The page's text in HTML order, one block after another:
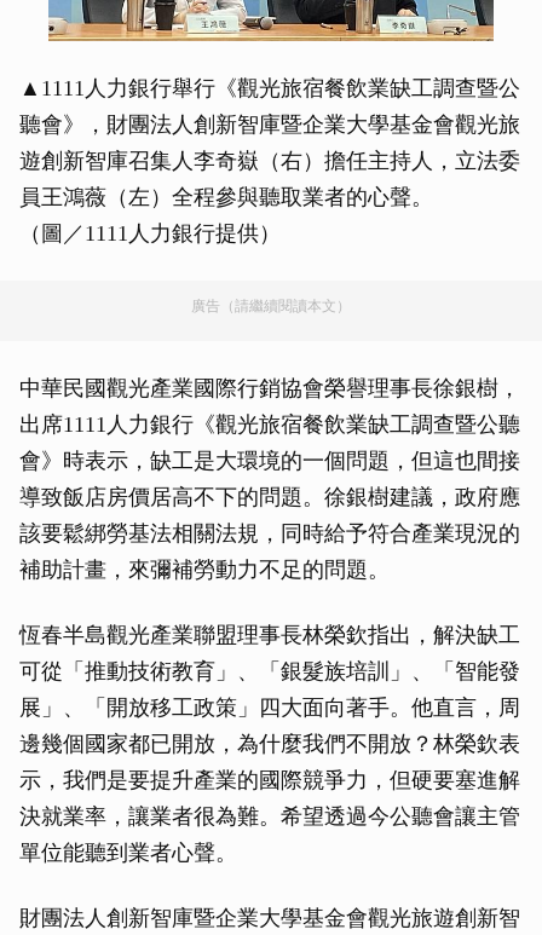
▲1111人力銀行舉行《觀光旅宿餐飲業缺工調查暨公
聽會》，財團法人創新智庫暨企業大學基金會觀光旅
遊創新智庫召集人李奇嶽（右）擔任主持人，立法委
員王鴻薇（左）全程參與聽取業者的心聲。
（圖／1111人力銀行提供）
廣告（請繼續閱讀本文）
中華民國觀光產業國際行銷協會榮譽理事長徐銀樹，
出席1111人力銀行《觀光旅宿餐飲業缺工調查暨公聽
會》時表示，缺工是大環境的一個問題，但這也間接
導致飯店房價居高不下的問題。徐銀樹建議，政府應
該要鬆綁勞基法相關法規，同時給予符合產業現況的
補助計畫，來彌補勞動力不足的問題。
恆春半島觀光產業聯盟理事長林榮欽指出，解決缺工
可從「推動技術教育」、「銀髮族培訓」、「智能發
展」、「開放移工政策」四大面向著手。他直言，周
邊幾個國家都已開放，為什麼我們不開放？林榮欽表
示，我們是要提升產業的國際競爭力，但硬要塞進解
決就業率，讓業者很為難。希望透過今公聽會讓主管
單位能聽到業者心聲。
財團法人創新智庫暨企業大學基金會觀光旅遊創新智